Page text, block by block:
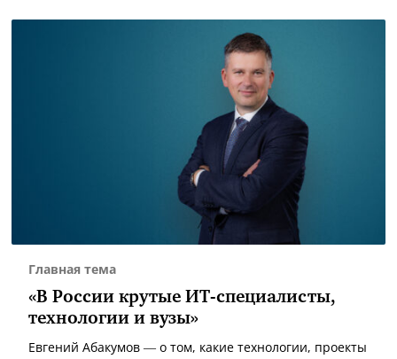
Главная тема
«В России крутые ИТ-специалисты,
технологии и вузы»
Евгений Абакумов — о том, какие технологии, проекты